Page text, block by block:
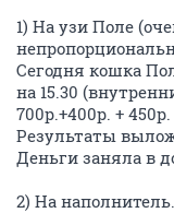
1) На узи Поле
Сегодня кошка
на 15.30
700р.+400р. +
Результаты
Деньги заняла в
2) На наполнитель.